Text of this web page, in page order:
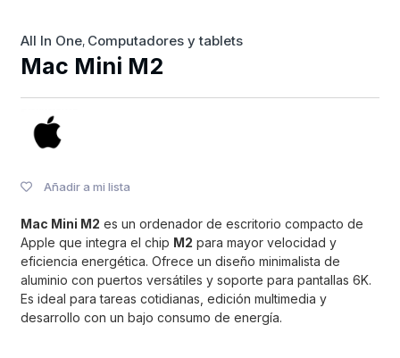
All In One, Computadores y tablets
Mac Mini M2
Añadir a mi lista
Mac Mini M2 es un ordenador de escritorio compacto de
Apple que integra el chip M2 para mayor velocidad y
eficiencia energética. Ofrece un diseño minimalista de
aluminio con puertos versátiles y soporte para pantallas 6K.
Es ideal para tareas cotidianas, edición multimedia y
desarrollo con un bajo consumo de energía.